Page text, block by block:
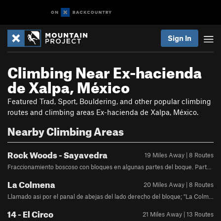
Sign In
Climbing Near Ex-hacienda
de Xalpa, México
Featured Trad, Sport, Bouldering, and other popular climbing
routes and climbing areas Ex-hacienda de Xalpa, México.
Nearby Climbing Areas
Rock Woods - Sayavedra
19 Miles Away | 8 Routes
La Colmena
20 Miles Away | 8 Routes
14 - El Circo
21 Miles Away | 13 Routes